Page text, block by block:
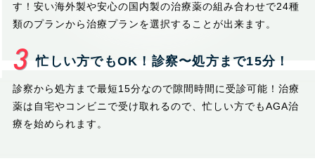
す！安い海外製や安心の国内製の治療薬の組み合わせで24種
類のプランから治療プランを選択することが出来ます。
忙しい方でもOK！診察〜処方まで15分！
診察から処方まで最短15分なので隙間時間に受診可能！治療
薬は自宅やコンビニで受け取れるので、忙しい方でもAGA治
療を始められます。